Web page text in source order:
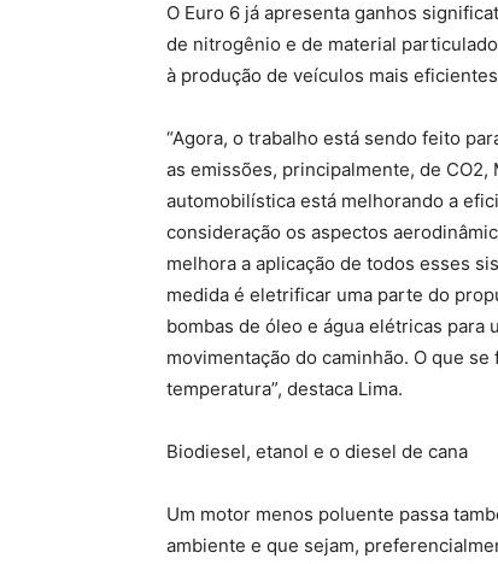
O Euro 6 já apresenta ganhos
de nitrogênio e de material
à produção de veículos mais
“Agora, o trabalho está sendo feito
as emissões, principalmente, de
automobilística está melhorando a
consideração os aspectos
melhora a aplicação de todos esses
medida é eletrificar uma parte do
bombas de óleo e água elétricas para
movimentação do caminhão. O que
temperatura”, destaca Lima.
Biodiesel, etanol e o diesel de cana
Um motor menos poluente passa
ambiente e que sejam,